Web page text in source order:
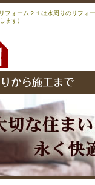
フォーム２１は水周りのリフォ
ます)